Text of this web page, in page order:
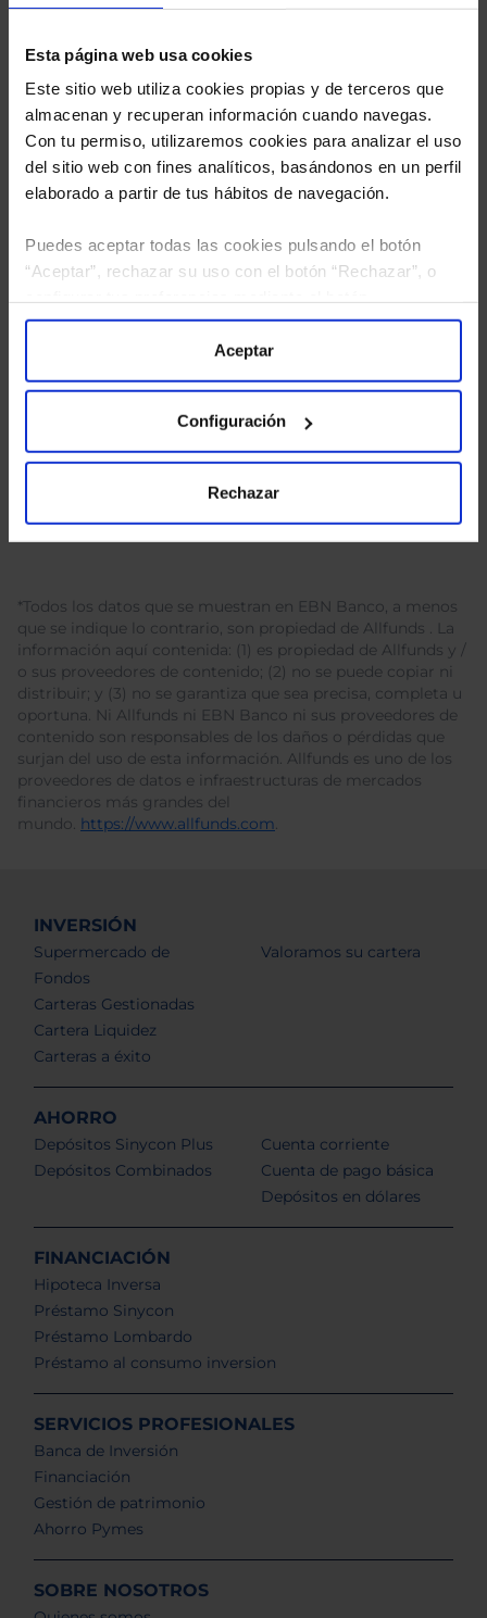
Esta página web usa cookies
Este sitio web utiliza cookies propias y de terceros que
almacenan y recuperan información cuando navegas.
Con tu permiso, utilizaremos cookies para analizar el uso
del sitio web con fines analíticos, basándonos en un perfil
elaborado a partir de tus hábitos de navegación.
Puedes aceptar todas las cookies pulsando el botón
“Aceptar”, rechazar su uso con el botón “Rechazar”, o
“Configuración”. Consulta nuestraPolítica
para más información.
Aceptar
Configuración
Rechazar
He leídola política de privacidady consiento el
tratamiento de mis datos personales.
*Todos los datos que se muestran en EBN Banco, a menos
que se indique lo contrario, son propiedad de Allfunds . La
información aquí contenida: (1) es propiedad de Allfunds y /
o sus proveedores de contenido; (2) no se puede copiar ni
distribuir; y (3) no se garantiza que sea precisa, completa u
oportuna. Ni Allfunds ni EBN Banco ni sus proveedores de
contenido son responsables de los daños o pérdidas que
surjan del uso de esta información. Allfunds es uno de los
proveedores de datos e infraestructuras de mercados
financieros más grandes del
mundo. https://www.allfunds.com.
INVERSIÓN
Supermercado de
Fondos
Carteras Gestionadas
Cartera Liquidez
Carteras a éxito
Valoramos su cartera
AHORRO
Depósitos Sinycon Plus
Depósitos Combinados
Cuenta corriente
Cuenta de pago básica
Depósitos en dólares
FINANCIACIÓN
Hipoteca Inversa
Préstamo Sinycon
Préstamo Lombardo
Préstamo al consumo inversion
SERVICIOS PROFESIONALES
Banca de Inversión
Financiación
Gestión de patrimonio
Ahorro Pymes
SOBRE NOSOTROS